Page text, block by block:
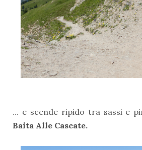
... e scende ripido tra sassi e
Baita Alle Cascate.